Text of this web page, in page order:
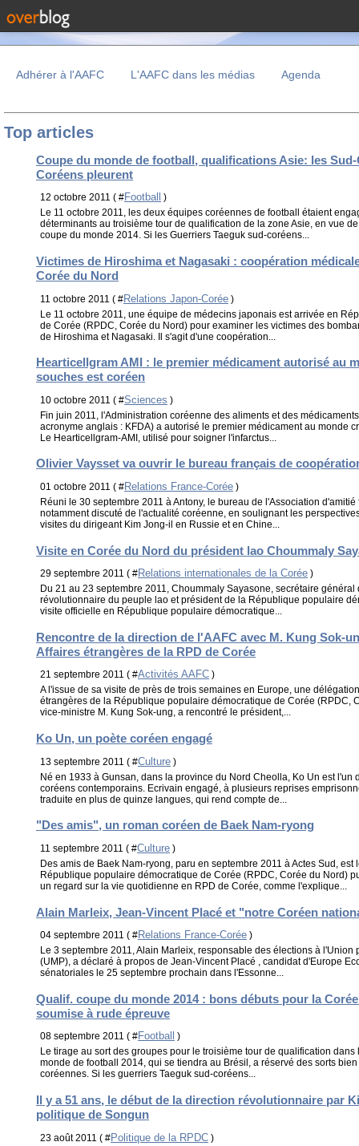
Adhérer à l'AAFC L'AAFC dans les médias Agenda
Top articles
Coupe du monde de football, qualifications Asie: les
Coréens pleurent
12 octobre 2011 ( #Football )
Le 11 octobre 2011, les deux équipes coréennes de football étaient
déterminants au troisième tour de qualification de la zone Asie, en vue
coupe du monde 2014. Si les Guerriers Taeguk sud-coréens...
Victimes de Hiroshima et Nagasaki : coopération
Corée du Nord
11 octobre 2011 ( #Relations Japon-Corée )
Le 11 octobre 2011, une équipe de médecins japonais est arrivée en
de Corée (RPDC, Corée du Nord) pour examiner les victimes des
de Hiroshima et Nagasaki. Il s'agit d'une coopération...
Hearticellgram AMI : le premier médicament autorisé au
souches est coréen
10 octobre 2011 ( #Sciences )
Fin juin 2011, l'Administration coréenne des aliments et des
acronyme anglais : KFDA) a autorisé le premier médicament au monde
Le Hearticellgram-AMI, utilisé pour soigner l'infarctus...
Olivier Vaysset va ouvrir le bureau français de
01 octobre 2011 ( #Relations France-Corée )
Réuni le 30 septembre 2011 à Antony, le bureau de l'Association
notamment discuté de l'actualité coréenne, en soulignant les
visites du dirigeant Kim Jong-il en Russie et en Chine...
Visite en Corée du Nord du président lao Choummaly
29 septembre 2011 ( #Relations internationales de la Corée )
Du 21 au 23 septembre 2011, Choummaly Sayasone, secrétaire
révolutionnaire du peuple lao et président de la République populaire
visite officielle en République populaire démocratique...
Rencontre de la direction de l'AAFC avec M. Kung Sok-
Affaires étrangères de la RPD de Corée
21 septembre 2011 ( #Activités AAFC )
A l'issue de sa visite de près de trois semaines en Europe, une
étrangères de la République populaire démocratique de Corée (RPDC,
vice-ministre M. Kung Sok-ung, a rencontré le président,...
Ko Un, un poète coréen engagé
13 septembre 2011 ( #Culture )
Né en 1933 à Gunsan, dans la province du Nord Cheolla, Ko Un est l'un
coréens contemporains. Ecrivain engagé, à plusieurs reprises
traduite en plus de quinze langues, qui rend compte de...
"Des amis", un roman coréen de Baek Nam-ryong
11 septembre 2011 ( #Culture )
Des amis de Baek Nam-ryong, paru en septembre 2011 à Actes Sud, est
République populaire démocratique de Corée (RPDC, Corée du Nord)
un regard sur la vie quotidienne en RPD de Corée, comme l'explique...
Alain Marleix, Jean-Vincent Placé et "notre Coréen
04 septembre 2011 ( #Relations France-Corée )
Le 3 septembre 2011, Alain Marleix, responsable des élections à
(UMP), a déclaré à propos de Jean-Vincent Placé , candidat d'Europe
sénatoriales le 25 septembre prochain dans l'Essonne...
Qualif. coupe du monde 2014 : bons débuts pour la
soumise à rude épreuve
08 septembre 2011 ( #Football )
Le tirage au sort des groupes pour le troisième tour de qualification
monde de football 2014, qui se tiendra au Brésil, a réservé des sorts
coréennes. Si les guerriers Taeguk sud-coréens...
Il y a 51 ans, le début de la direction révolutionnaire par
politique de Songun
23 août 2011 ( #Politique de la RPDC )